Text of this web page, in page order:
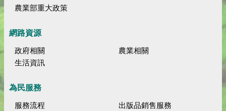
農業部重大政策
網路資源
政府相關
農業相關
生活資訊
為民服務
服務流程
出版品銷售服務